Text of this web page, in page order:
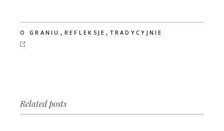
O GRANIU , REFLEKSJE ,TRADYCYJNIE
Related posts